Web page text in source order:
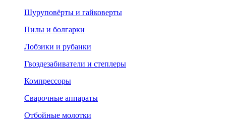
Шуруповёрты и гайковерты
Пилы и болгарки
Лобзики и рубанки
Гвоздезабиватели и степлеры
Компрессоры
Сварочные аппараты
Отбойные молотки